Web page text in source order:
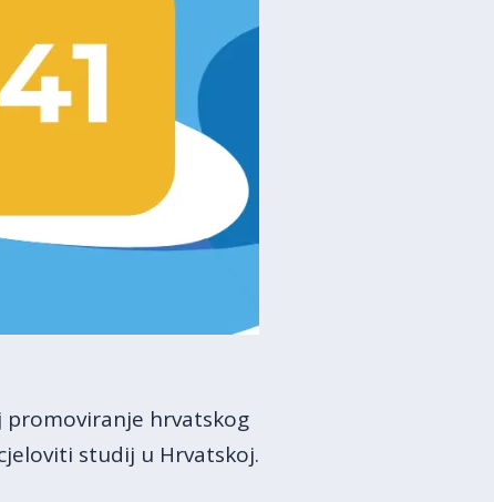
promoviranje hrvatskog
studij u Hrvatskoj.